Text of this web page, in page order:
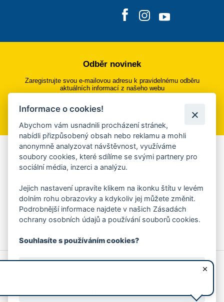
Odběr novinek
Zaregistrujte svou e-mailovou adresu k pravidelnému odběru
aktuálních informací z našeho webu
Přihlásit se k odběru
Aplikace Mobilní rozhlas
Chcete dostávat do svého mobilu či mailu upozornění na
ankety, pozvánky na kulturní a sportovní akce?
Více informací o aplikaci
© 2026 Magistrát města Zlína
Prohlášení o používání cookies
Informace o cookies!
Abychom vám usnadnili procházení stránek,
nabídli přizpůsobený obsah nebo reklamu a mohli
anonymně analyzovat návštěvnost, využíváme
soubory cookies, které sdílíme se svými partnery pro
sociální média, inzerci a analýzu.
Jejich nastavení upravíte klikem na ikonku štítu v levém
dolním rohu obrazovky a kdykoliv jej můžete změnit.
Podrobnější informace najdete v našich Zásadách
ochrany osobních údajů a používání souborů cookies.
Souhlasíte s používáním cookies?